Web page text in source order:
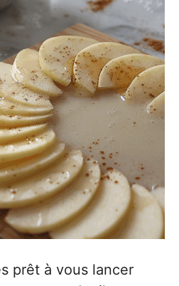
prêt à vous lancer